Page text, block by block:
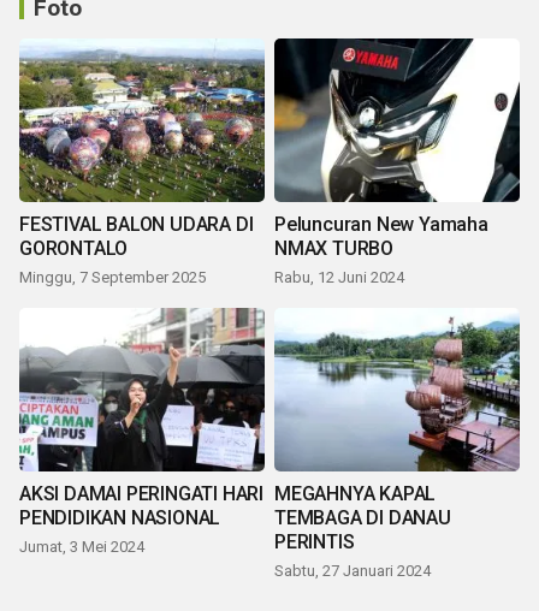
Foto
FESTIVAL BALON UDARA DI
GORONTALO
Minggu, 7 September 2025
Peluncuran New Yamaha
NMAX TURBO
Rabu, 12 Juni 2024
AKSI DAMAI PERINGATI HARI
PENDIDIKAN NASIONAL
Jumat, 3 Mei 2024
MEGAHNYA KAPAL
TEMBAGA DI DANAU
PERINTIS
Sabtu, 27 Januari 2024